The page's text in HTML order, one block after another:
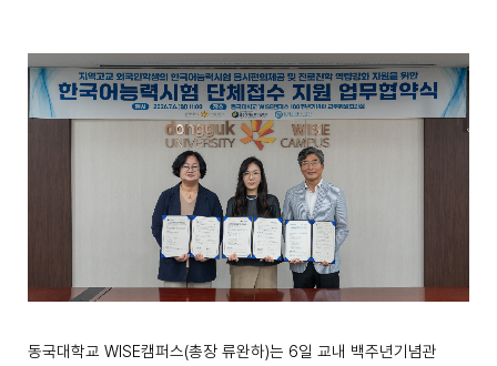
동국대학교 WISE캠퍼스(총장 류완하)는 6일 교내 백주년기념관